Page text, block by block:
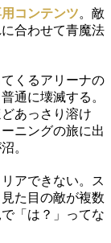
コンテンツ。敵
合わせて青魔法
くるアリーナの
通に壊滅する。
あっさり溶け
ニングの旅に出
。
アできない。ス
た目の敵が複数
「は？」ってな